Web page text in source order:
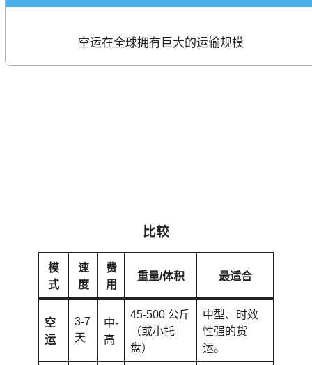
空运在全球拥有巨大的运输规模
比较
模
式
速
度
费
用
重量/体积 最适合
空
运
3-7
天
中-
高
45-500 公斤
（或小托
盘）
中型、时效
性强的货
运。